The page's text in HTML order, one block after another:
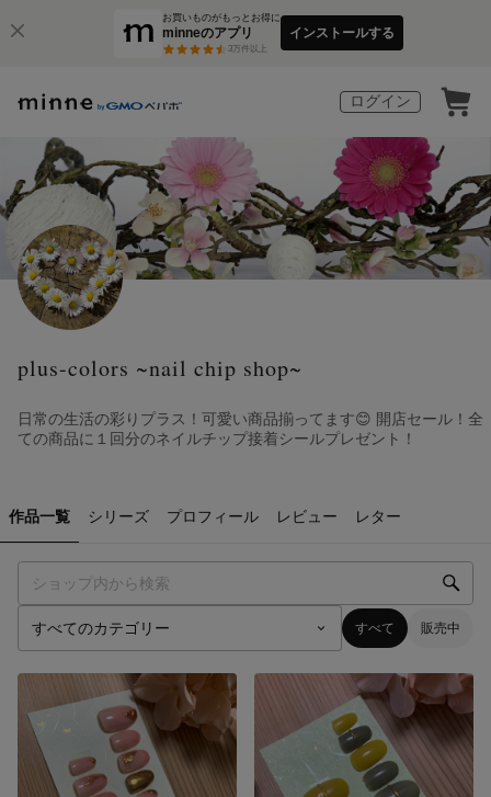
お買いものがもっとお得に
minneのアプリ
3万件以上
インストールする
ログイン
plus-colors ~nail chip shop~
日常の生活の彩りプラス！可愛い商品揃ってます😊 開店セール！全
ての商品に１回分のネイルチップ接着シールプレゼント！
作品一覧 シリーズ プロフィール レビュー レター
すべて 販売中